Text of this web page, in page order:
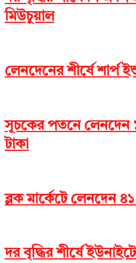
মিউচুয়াল
লেনদেনের শীর্ষে শার্প
সূচকের পতনে লেনদেন
টাকা
ব্লক মার্কেটে লেনদেন
দর বৃদ্ধির শীর্ষে